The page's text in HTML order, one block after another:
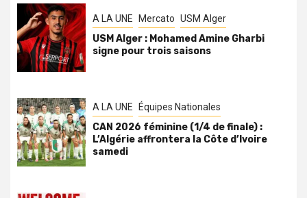
A LA UNE Mercato USM Alger
USM Alger : Mohamed Amine Gharbi
signe pour trois saisons
A LA UNE Équipes Nationales
CAN 2026 féminine (1/4 de finale) :
L’Algérie affrontera la Côte d’Ivoire
samedi